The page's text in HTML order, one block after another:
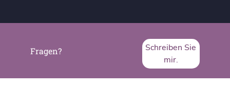
Fragen?
Schreiben Sie
mir.